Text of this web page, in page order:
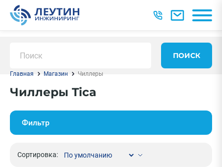
ПОИСК
Главная Магазин Чиллеры
Чиллеры Tica
Фильтр
Сортировка: